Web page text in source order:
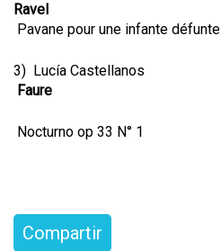
Ravel
Pavane pour une infante défunte
3) Lucía Castellanos
Faure
Nocturno op 33 N° 1
Compartir